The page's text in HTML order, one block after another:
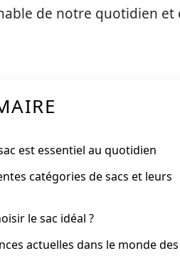
de notre quotidien
est essentiel au quotidien
catégories de sacs et leurs
le sac idéal ?
actuelles dans le monde des